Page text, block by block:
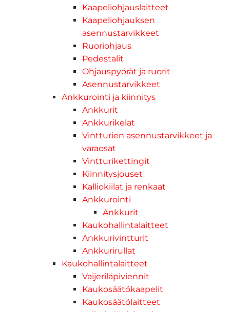
Kaapeliohjauslaitteet
Kaapeliohjauksen
asennustarvikkeet
Ruoriohjaus
Pedestalit
Ohjauspyörät ja ruorit
Asennustarvikkeet
Ankkurointi ja kiinnitys
Ankkurit
Ankkurikelat
Vintturien asennustarvikkeet ja
varaosat
Vintturikettingit
Kiinnitysjouset
Kalliokiilat ja renkaat
Ankkurointi
Ankkurit
Kaukohallintalaitteet
Ankkurivintturit
Ankkurirullat
Kaukohallintalaitteet
Vaijeriläpiviennit
Kaukosäätökaapelit
Kaukosäätölaitteet